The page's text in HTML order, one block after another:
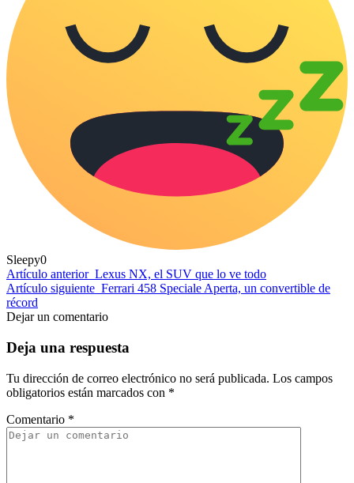
Sleepy0
Artículo anterior Lexus NX, el SUV que lo ve todo
Artículo siguiente Ferrari 458 Speciale Aperta, un convertible de
récord
Dejar un comentario
Deja una respuesta
Tu dirección de correo electrónico no será publicada. Los campos
obligatorios están marcados con *
Comentario *